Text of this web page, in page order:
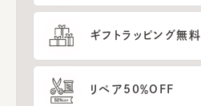
ギフトラッピング無料
リペア50％OFF